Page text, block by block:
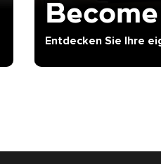
Become
Entdecken Sie Ihre